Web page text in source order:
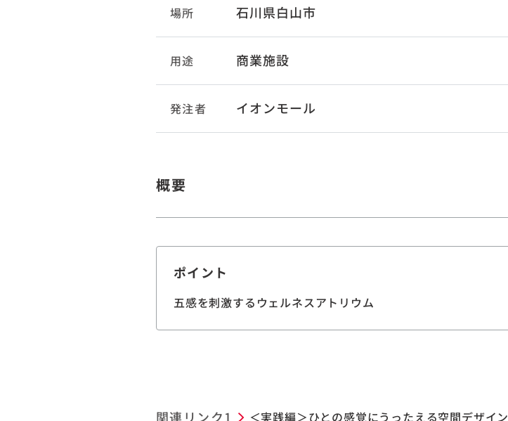
場所 石川県白山市
用途 商業施設
発注者 イオンモール
概要
ポイント
五感を刺激するウェルネスアトリウム
関連リンク1 ＜実践編＞ひとの感覚にうったえる空間デザイン